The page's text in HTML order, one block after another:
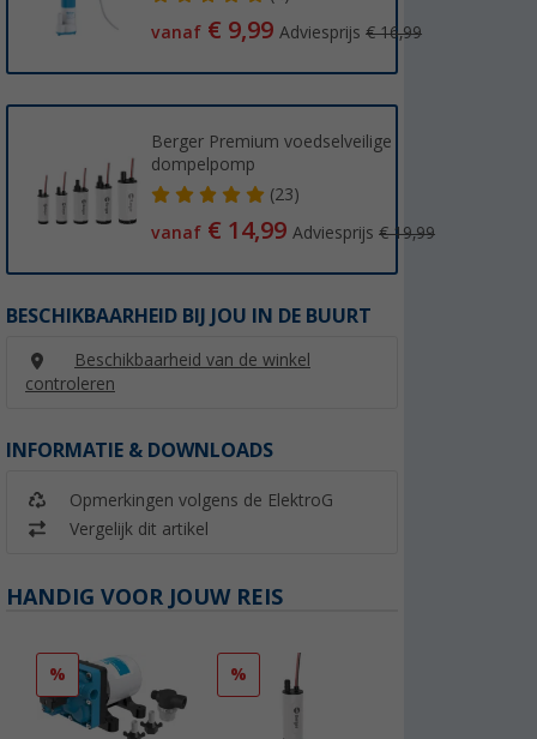
vanaf € 9,99Adviesprijs€ 16,99
Berger Premium voedselveilige
dompelpomp
(23)
vanaf € 14,99Adviesprijs€ 19,99
BESCHIKBAARHEID BIJ JOU IN DE BUURT
Beschikbaarheid van de winkel
controleren
INFORMATIE & DOWNLOADS
Opmerkingen volgens de ElektroG
Vergelijk dit artikel
HANDIG VOOR JOUW REIS
% %